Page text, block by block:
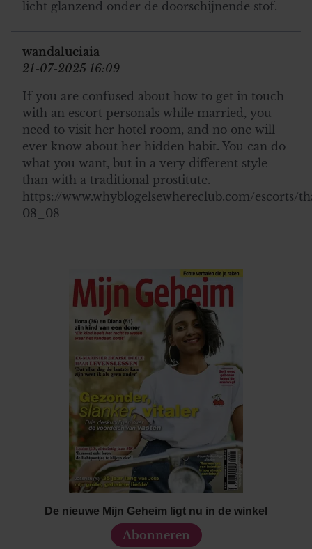
licht glanzend onder de doorschijnende stof.
wandaluciaia
21-07-2025 16:09
If you are confused about how to get in touch
with an escort personals while married, you
need to visit her hotel room, and no one will
ever know about her hidden habit. You can do
what you want, but in a very different style
than with a traditional prostitute.
https://www.whyblogelsewhereclub.com/escorts/
08_08
De nieuwe Mijn Geheim ligt nu in de winkel
Abonneren